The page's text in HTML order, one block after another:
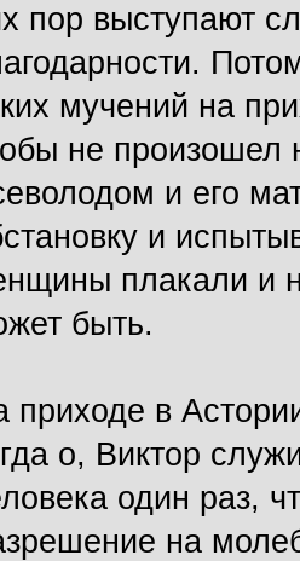
пор выступают
мучений на
не произошел
и его
и
плакали и
быть.
приходе в
о, Виктор
один раз,
на